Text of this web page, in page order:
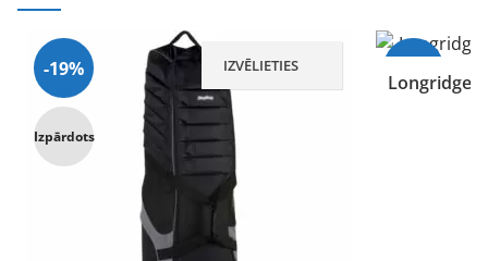
-19%
Izpārdots
IZVĒLIETIES
Longridge